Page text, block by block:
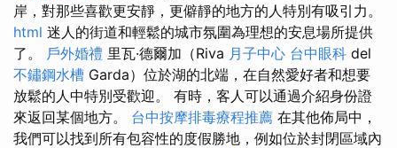
岸，對那些喜歡更安靜，更僻靜的地方的人特別有吸引力。
html 迷人的街道和輕鬆的城市氛圍為理想的安息場所提供
了。 戶外婚禮 里瓦·德爾加（Riva 月子中心 台中眼科 del
不鏽鋼水槽 Garda）位於湖的北端，在自然愛好者和想要
放鬆的人中特別受歡迎。 有時，客人可以通過介紹身份證
來返回某個地方。 台中按摩排毒療程推薦 在其他佈局中，
我們可以找到所有包容性的度假勝地，例如位於封閉區域內